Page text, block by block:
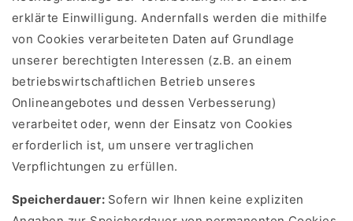
erklärte Einwilligung. Andernfalls werden die mithilfe
von Cookies verarbeiteten Daten auf Grundlage
unserer berechtigten Interessen (z.B. an einem
betriebswirtschaftlichen Betrieb unseres
Onlineangebotes und dessen Verbesserung)
verarbeitet oder, wenn der Einsatz von Cookies
erforderlich ist, um unsere vertraglichen
Verpflichtungen zu erfüllen.
Speicherdauer: Sofern wir Ihnen keine expliziten